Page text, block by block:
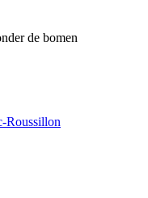
de bomen
Roussillon